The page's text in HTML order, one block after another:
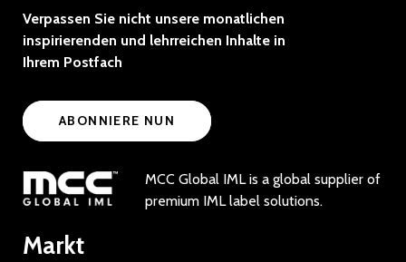
Verpassen Sie nicht unsere monatlichen
inspirierenden und lehrreichen Inhalte in
Ihrem Postfach
ABONNIERE NUN
MCC Global IML is a global supplier of
premium IML label solutions.
Markt